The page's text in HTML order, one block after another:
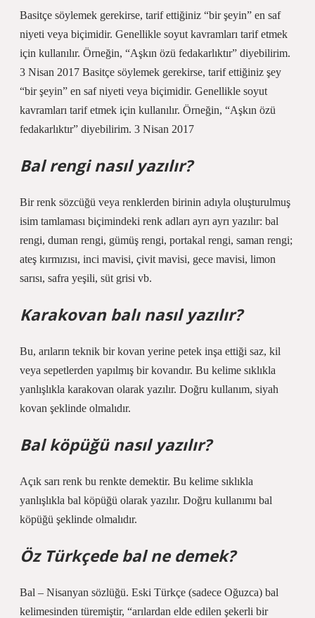
Basitçe söylemek gerekirse, tarif ettiğiniz “bir şeyin” en saf
niyeti veya biçimidir. Genellikle soyut kavramları tarif etmek
için kullanılır. Örneğin, “Aşkın özü fedakarlıktır” diyebilirim.
3 Nisan 2017 Basitçe söylemek gerekirse, tarif ettiğiniz şey
“bir şeyin” en saf niyeti veya biçimidir. Genellikle soyut
kavramları tarif etmek için kullanılır. Örneğin, “Aşkın özü
fedakarlıktır” diyebilirim. 3 Nisan 2017
Bal rengi nasıl yazılır?
Bir renk sözcüğü veya renklerden birinin adıyla oluşturulmuş
isim tamlaması biçimindeki renk adları ayrı ayrı yazılır: bal
rengi, duman rengi, gümüş rengi, portakal rengi, saman rengi;
ateş kırmızısı, inci mavisi, çivit mavisi, gece mavisi, limon
sarısı, safra yeşili, süt grisi vb.
Karakovan balı nasıl yazılır?
Bu, arıların teknik bir kovan yerine petek inşa ettiği saz, kil
veya sepetlerden yapılmış bir kovandır. Bu kelime sıklıkla
yanlışlıkla karakovan olarak yazılır. Doğru kullanım, siyah
kovan şeklinde olmalıdır.
Bal köpüğü nasıl yazılır?
Açık sarı renk bu renkte demektir. Bu kelime sıklıkla
yanlışlıkla bal köpüğü olarak yazılır. Doğru kullanımı bal
köpüğü şeklinde olmalıdır.
Öz Türkçede bal ne demek?
Bal – Nisanyan sözlüğü. Eski Türkçe (sadece Oğuzca) bal
kelimesinden türemiştir, “arılardan elde edilen şekerli bir